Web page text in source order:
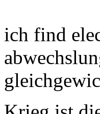
ich find